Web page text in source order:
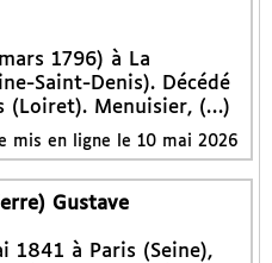
1796) à La
Saint-Denis). Décédé
(Loiret). Menuisier, (…)
mis en ligne le 10 mai 2026
Gustave
1841 à Paris (Seine),